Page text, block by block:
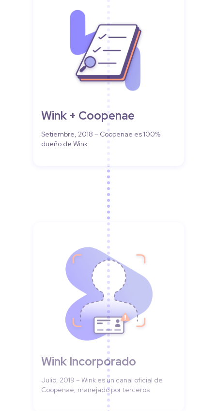
Wink + Coopenae
Setiembre, 2018 – Coopenae es 100%
dueño de Wink
Wink Incorporado
Julio, 2019 – Wink es un canal oficial de
Coopenae, manejado por terceros